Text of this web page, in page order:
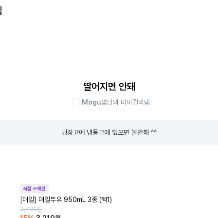
딸어지면 안돼
Mogu맘님의 마이컬리템
냉장고에 냉동고에 없으면 불안해 ^^
직접 구매한
[매일] 매일두유 950mL 3종 (택1)
3,780원